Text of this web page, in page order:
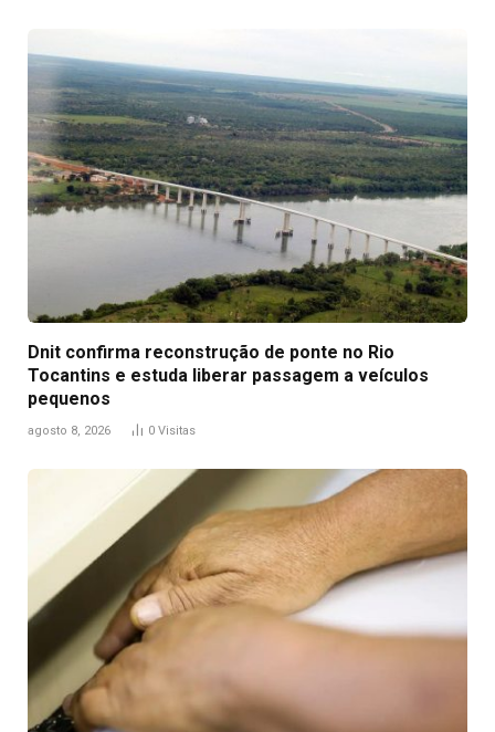
Dnit confirma reconstrução de ponte no Rio
Tocantins e estuda liberar passagem a veículos
pequenos
agosto 8, 2026 0 Visitas